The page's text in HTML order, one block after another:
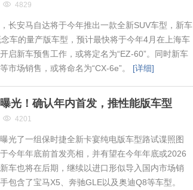
4829
长安马自达将于今年推出一款全新SUV车型，新车
车的量产版车型，预计最快将于今年4月在上海车
启新车预售工作，或将定名为“EZ-60”。同时新车
市场销售，或将命名为“CX-6e”。 [详细]
光！确认年内首发，推性能版车型
4201
光了一组保时捷全新卡宴纯电版车型路试谍照图
今年年底前首发亮相，并有望在今年年底或2026
车也将在后期，继续以进口形似导入国内市场销
包含了宝马X5、奔驰GLE以及奥迪Q8等车型。